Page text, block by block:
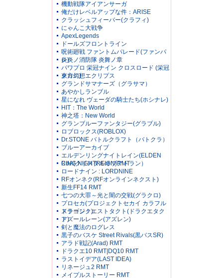
機動戦隊アイアンサーガ
俺だけレベルアップな件：ARISE
クラッシュフィーバー(クラフィ)
にゃんこ大戦争
ApexLegends
ドールズフロントライン
呪術廻戦 ファントムパレード(ファンパ
レ)
炎炎ノ消防隊 炎舞ノ章
パワプロ 栄冠ナイン クロスロード (栄冠
クロス)
東方幻想エクリプス
グランドサマナーズ（グラサマ）
あやかしランブル
星になれ ヴェーダの騎士たち(ホシナレ)
HIT：The World
神之塔：New World
グランブルーファンタジー(グラブル)
ロブロックス(ROBLOX)
Dr.STONE バトルクラフト（バトクラ）
ブルーアーカイブ
エルデンリングナイトレイン(ELDEN
RING NIGHTREIGN)RMT
CoA(クリスタルオブアトラン）
ロードナイン : LORDNINE
RFオンネク(RFオンラインネクスト)
新生FF14 RMT
七つの大罪～光と闇の交戦(グラクロ)
プロセカ(プロジェクトセカイ カラフル
ステージ！)
ドラゴンクエストタクト(ドラクエタク
ト)
アズールレーン(アズレン)
剣と魔法のログレス
黒子のバスケ Street Rivals(黒バスSR)
アラド戦記(Arad) RMT
ドラクエ10 RMT|DQ10 RMT
ラストイデア(LAST IDEA)
リネージュ2 RMT
メイプルストーリー RMT